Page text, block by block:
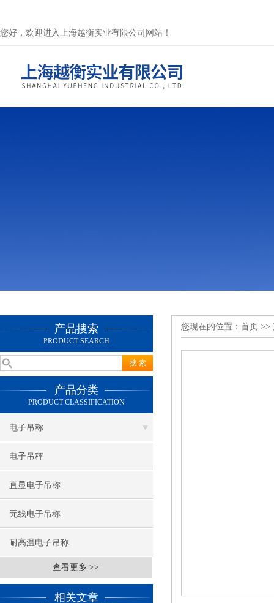
您好，欢迎进入上海越衡实业有限公司网站！
产品搜索
PRODUCT SEARCH
产品分类
PRODUCT CLASSIFICATION
电子吊称
电子吊秤
直显电子吊称
无线电子吊称
耐高温电子吊称
查看更多 >>
相关文章
您现在的位置： 首页 >>